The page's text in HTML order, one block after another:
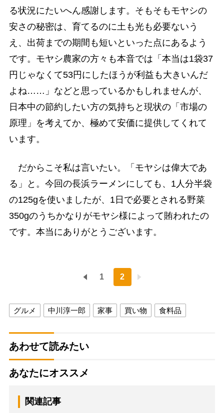
る状況にたいへん感謝します。そもそもモヤシの
安さの秘密は、育てるのに土も光も必要ないう
え、出荷までの期間も短いといった点にあるよう
です。モヤシ農家の方々も本音では「本当は1袋37
円じゃなくて53円にしたほうが利益も大きいんだ
よね……」などと思っているかもしれませんが、
日本中の節約したい方の気持ちと現状の「市場の
原理」を考えてか、極めて安価に提供してくれて
います。
だからこそ私は言いたい。「モヤシは偉大であ
る」と。今回の長浜ラーメンにしても、1人分半袋
の125gを使いましたが、1日で必要とされる野菜
350gのうちかなりがモヤシ様によって賄われたの
です。本当にありがとうございます。
1 2
グルメ 中川淳一郎 家事 買い物 食料品
あわせて読みたい
あなたにオススメ
関連記事